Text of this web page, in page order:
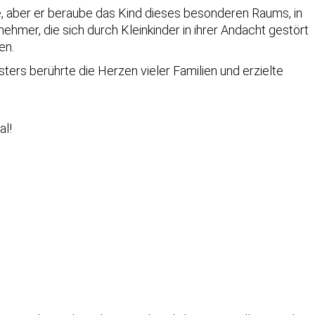
er beraube das Kind dieses besonderen Raums, in
die sich durch Kleinkinder in ihrer Andacht gestört
berührte die Herzen vieler Familien und erzielte